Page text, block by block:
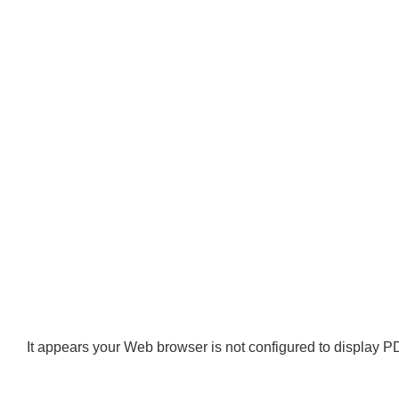
It appears your Web browser is not configured to display